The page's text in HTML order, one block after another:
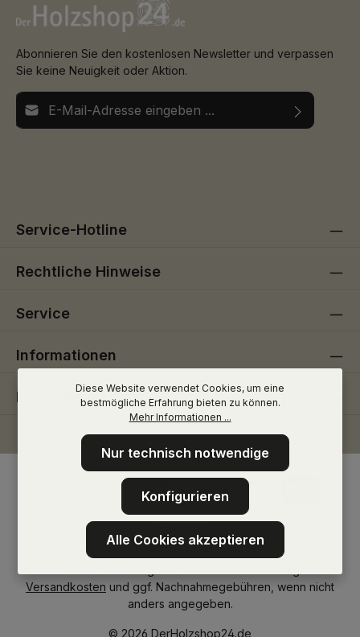
Abonnieren Sie den kostenlosen Newsletter und verpassen
Sie keine Neuigkeit oder Aktion.
E-Mail-Adresse*
Service-Hotline
Rechtliche Hinweise
Service
Informationen
Folge uns
© 2026 DerHolzshop24.de
Versandkosten und ggf. Nachnahmegebühren, wenn nicht
anders angegeben.
Diese Website verwendet Cookies, um eine
bestmögliche Erfahrung bieten zu können.
Mehr Informationen ...
Nur technisch notwendige
Konfigurieren
Alle Cookies akzeptieren